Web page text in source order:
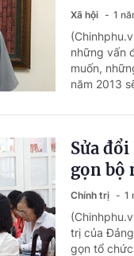
Xã hội 1
những vấn
muốn,
năm 2013
Sửa
gọn bộ
Chính trị 1
trị của
gọn tổ